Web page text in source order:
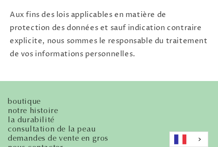
Aux fins des lois applicables en matière de
protection des données et sauf indication contraire
explicite, nous sommes le responsable du traitement
de vos informations personnelles.
boutique
notre histoire
la durabilité
consultation de la peau
demandes de vente en gros